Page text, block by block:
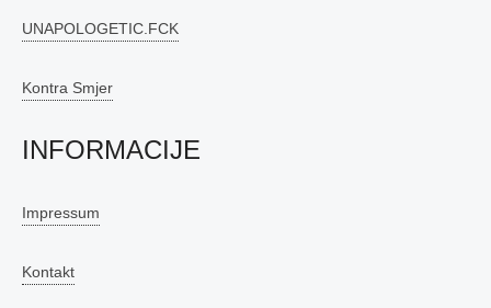
UNAPOLOGETIC.FCK
Kontra Smjer
INFORMACIJE
Impressum
Kontakt